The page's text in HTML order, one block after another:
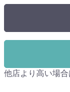
他店より高い場